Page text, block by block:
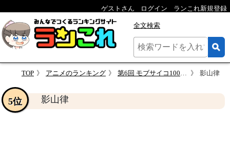
ゲストさん ログイン ランこれ新規登録
全文検索
TOP アニメのランキング 第6回 モブサイコ100 人気キャラクター投票 影山律
影山律
5位